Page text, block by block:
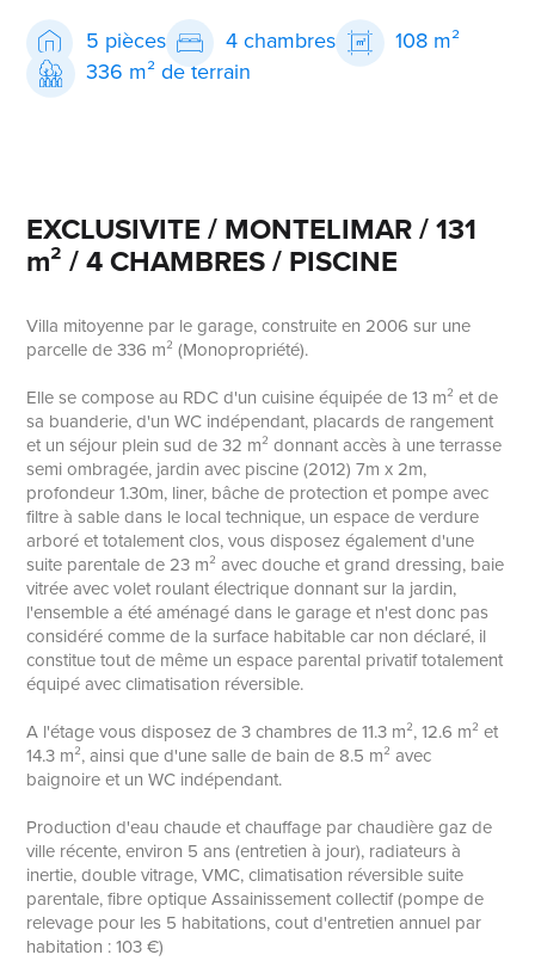
5 pièces 4 chambres
108 m²
336 m² de terrain
EXCLUSIVITE / MONTELIMAR / 131
m² / 4 CHAMBRES / PISCINE
Villa mitoyenne par le garage, construite en 2006 sur une
parcelle de 336 m² (Monopropriété).
Elle se compose au RDC d'un cuisine équipée de 13 m² et de
sa buanderie, d'un WC indépendant, placards de rangement
et un séjour plein sud de 32 m² donnant accès à une terrasse
semi ombragée, jardin avec piscine (2012) 7m x 2m,
profondeur 1.30m, liner, bâche de protection et pompe avec
filtre à sable dans le local technique, un espace de verdure
arboré et totalement clos, vous disposez également d'une
suite parentale de 23 m² avec douche et grand dressing, baie
vitrée avec volet roulant électrique donnant sur la jardin,
l'ensemble a été aménagé dans le garage et n'est donc pas
considéré comme de la surface habitable car non déclaré, il
constitue tout de même un espace parental privatif totalement
équipé avec climatisation réversible.
A l'étage vous disposez de 3 chambres de 11.3 m², 12.6 m² et
14.3 m², ainsi que d'une salle de bain de 8.5 m² avec
baignoire et un WC indépendant.
Production d'eau chaude et chauffage par chaudière gaz de
ville récente, environ 5 ans (entretien à jour), radiateurs à
inertie, double vitrage, VMC, climatisation réversible suite
parentale, fibre optique Assainissement collectif (pompe de
relevage pour les 5 habitations, cout d'entretien annuel par
habitation : 103 €)